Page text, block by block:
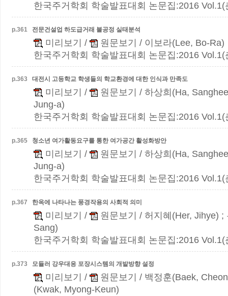
한국주거학회 학술발표대회 논문집:2016
p.361 전문건설업 하도급거래 불공정 실태분석
미리보기 / 원문보기
/ 이보라(Lee, Bo-Ra)
한국주거학회 학술발표대회 논문집:2016
p.363 대전시 고등학교 학생들의 학교환경에 대한 인식과 만족도
미리보기 / 원문보기
/ 하상희(Ha,
Jung-a)
한국주거학회 학술발표대회 논문집:2016
p.365 청소년 여가활동요구를 통한 여가공간 활성화방안
미리보기 / 원문보기
/ 하상희(Ha,
Jung-a)
한국주거학회 학술발표대회 논문집:2016
p.367 한옥에 나타나는 풍경작용의 사회적 의미
미리보기 / 원문보기
/ 허지혜(Her, Jihye) ;
Sang)
한국주거학회 학술발표대회 논문집:2016
p.373 모듈러 강우대응 포장시스템의 개발방향 설정
미리보기 / 원문보기
/ 백정훈(Baek,
(Kwak, Myong-Keun)